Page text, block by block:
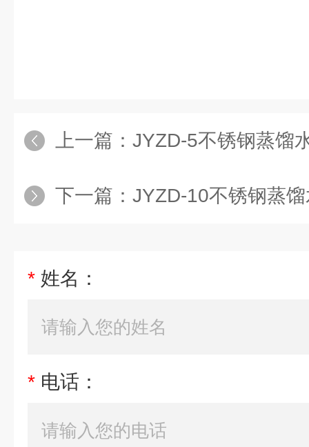
上一篇： JYZD-5不锈钢蒸馏
下一篇： JYZD-10不锈钢蒸
* 姓名：
* 电话：